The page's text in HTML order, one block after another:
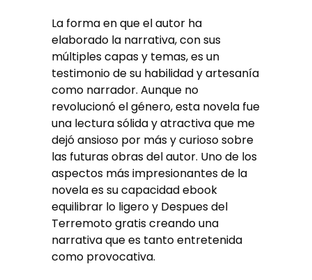
La forma en que el autor ha
elaborado la narrativa, con sus
múltiples capas y temas, es un
testimonio de su habilidad y artesanía
como narrador. Aunque no
revolucionó el género, esta novela fue
una lectura sólida y atractiva que me
dejó ansioso por más y curioso sobre
las futuras obras del autor. Uno de los
aspectos más impresionantes de la
novela es su capacidad ebook
equilibrar lo ligero y Despues del
Terremoto gratis creando una
narrativa que es tanto entretenida
como provocativa.